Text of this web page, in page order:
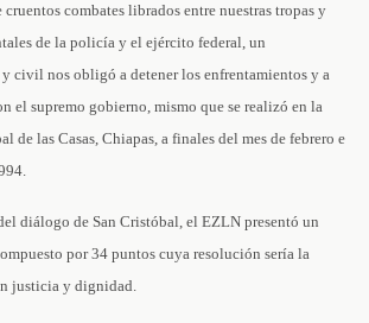
cruentos combates librados entre nuestras tropas y
de la policía y el ejército federal, un
civil nos obligó a detener los enfrentamientos y a
el supremo gobierno, mismo que se realizó en la
de las Casas, Chiapas, a finales del mes de febrero e
diálogo de San Cristóbal, el EZLN presentó un
por 34 puntos cuya resolución sería la
justicia y dignidad.